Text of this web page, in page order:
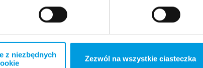
z niezbędnych
Zezwól na wszystkie ciasteczka